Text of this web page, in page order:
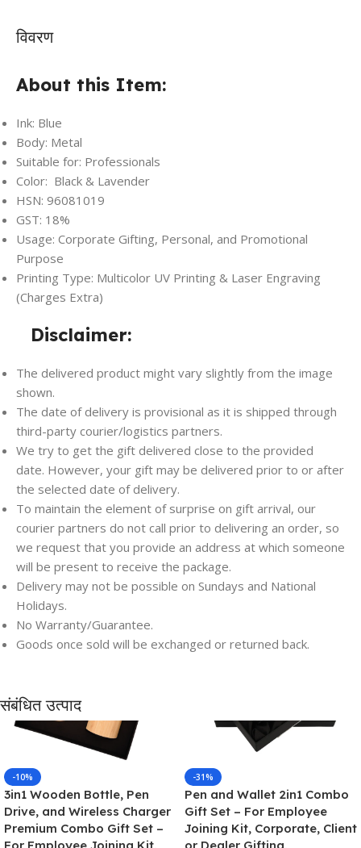
विवरण
About this Item:
Ink: Blue
Body: Metal
Suitable for: Professionals
Color: Black & Lavender
HSN: 96081019
GST: 18%
Usage: Corporate Gifting, Personal, and Promotional
Purpose
Printing Type: Multicolor UV Printing & Laser Engraving
(Charges Extra)
Disclaimer:
The delivered product might vary slightly from the image
shown.
The date of delivery is provisional as it is shipped through
third-party courier/logistics partners.
We try to get the gift delivered close to the provided
date. However, your gift may be delivered prior to or after
the selected date of delivery.
To maintain the element of surprise on gift arrival, our
courier partners do not call prior to delivering an order, so
we request that you provide an address at which someone
will be present to receive the package.
Delivery may not be possible on Sundays and National
Holidays.
No Warranty/Guarantee.
Goods once sold will be exchanged or returned back.
संबंधित उत्पाद
Save
-10%
3in1 Wooden Bottle, Pen
Drive, and Wireless Charger
Premium Combo Gift Set –
-31%
Pen and Wallet 2in1 Combo
Gift Set – For Employee
Joining Kit, Corporate, Client